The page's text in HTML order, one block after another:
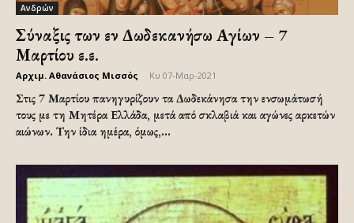
Ανδρών
Σύναξις των εν Δωδεκανήσω Αγίων – 7
Μαρτίου ε.ε.
Αρχιμ. Αθανάσιος Μισσός Κυ 07-Μαρ-2021
Στις 7 Μαρτίου πανηγυρίζουν τα Δωδεκάνησα την ενσωμάτωσή
τους με τη Μητέρα Ελλάδα, μετά από σκλαβιά και αγώνες αρκετών
αιώνων. Την ίδια ημέρα, όμως,...